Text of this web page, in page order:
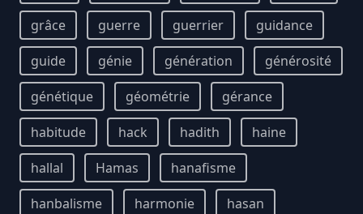
grâce
guerre guerrier
guidance
guide
génie génération
générosité
génétique
géométrie
gérance
habitude
hack hadith
haine
hallal
Hamas
hanafisme
hanbalisme
harmonie hasan